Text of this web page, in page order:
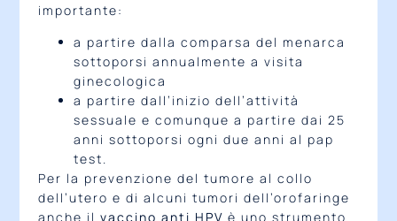
importante:
a partire dalla comparsa del menarca
sottoporsi annualmente a visita
ginecologica
a partire dall’inizio dell’attività
sessuale e comunque a partire dai 25
anni sottoporsi ogni due anni al pap
test.
Per la prevenzione del tumore al collo
dell’utero e di alcuni tumori dell’orofaringe
anche il vaccino anti HPV è uno strumento